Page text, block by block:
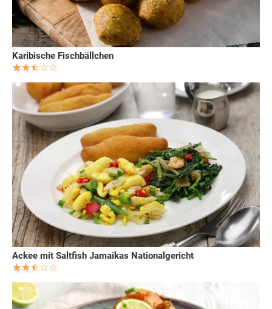
Karibische Fischbällchen
Ackee mit Saltfish Jamaikas Nationalgericht